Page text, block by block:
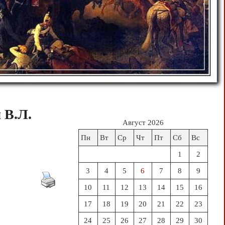
В.Л.
Август 2026
Пн
Вт Ср Чт Пт Сб Вс
1 2
3 4 5 6 7 8 9
10 11 12 13 14 15 16
17 18 19 20 21 22 23
24 25 26 27 28 29 30